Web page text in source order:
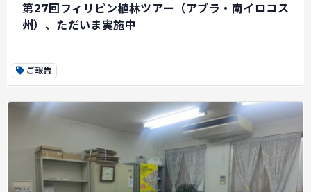
第27回フィリピン植林ツアー（アブラ・南イロコス
州）、ただいま実施中
ご報告